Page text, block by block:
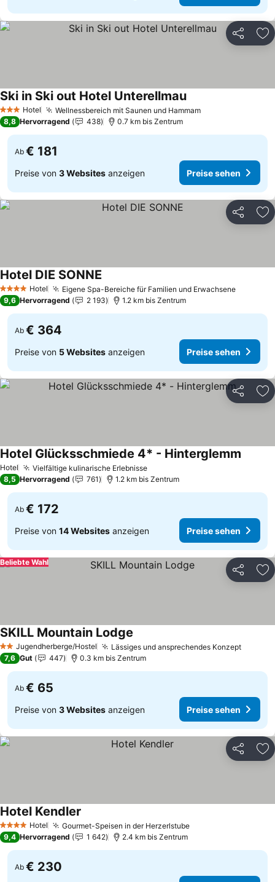
Teilen
3 SterneHotel Wellnessbereich mit Saunen und Hammam
Ski in Ski out Hotel Unterellmau
8,8 Hervorragend 438 0.7 km bis Zentrum
Ab € 181
Preise von 3 Websites anzeigen Preise sehen
Teilen
4 Sterne Hotel Eigene Spa-Bereiche für Familien und Erwachsene
Hotel DIE SONNE
9,6 Hervorragend 2 193 1.2 km bis Zentrum
Ab € 364
Preise von 5 Websites anzeigen Preise sehen
Teilen
Hotel Vielfältige kulinarische Erlebnisse
Hotel Glücksschmiede 4* - Hinterglemm
8,5 Hervorragend 761 1.2 km bis Zentrum
Ab € 172
Preise von 14 Websites anzeigen Preise sehen
Teilen
Beliebte Wahl
2 SterneJugendherberge/Hostel Lässiges und ansprechendes Konzept
SKILL Mountain Lodge
7,6 Gut 447 0.3 km bis Zentrum
Ab € 65
Preise von 3 Websites anzeigen Preise sehen
Teilen
4 Sterne Hotel Gourmet-Speisen in der Herzerlstube
Hotel Kendler
9,4 Hervorragend 1 642 2.4 km bis Zentrum
Ab € 230